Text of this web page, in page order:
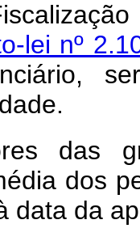
lei nº
das
dos
data da